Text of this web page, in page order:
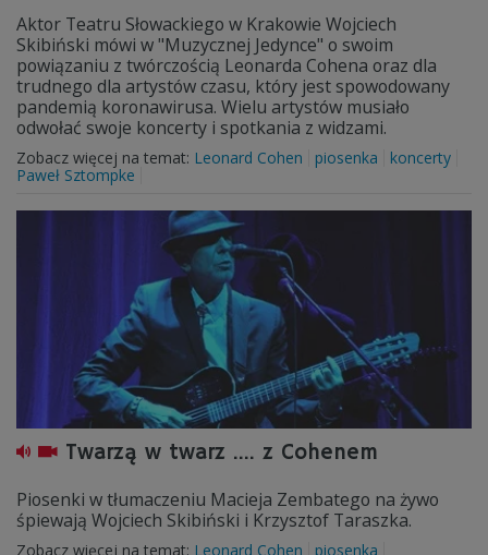
Aktor Teatru Słowackiego w Krakowie Wojciech
Skibiński mówi w "Muzycznej Jedynce" o swoim
powiązaniu z twórczością Leonarda Cohena oraz dla
trudnego dla artystów czasu, który jest spowodowany
pandemią koronawirusa. Wielu artystów musiało
odwołać swoje koncerty i spotkania z widzami.
Zobacz więcej na temat: Leonard Cohen piosenka
koncerty
Paweł Sztompke
Twarzą w twarz …. z Cohenem
Piosenki w tłumaczeniu Macieja Zembatego na żywo
śpiewają Wojciech Skibiński i Krzysztof Taraszka.
Zobacz więcej na temat: Leonard Cohen piosenka